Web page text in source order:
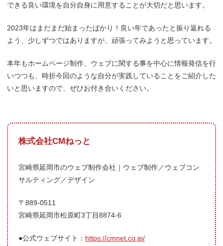
できる良い環境を自分自身に用意することが大切だと思います。
2023年はまだまだ始まったばかり！良い年であったと振り返れる
よう、少しずつではありますが、頑張ってみようと思っています。
本年もホームページ制作、ウェブに関する事を中心に情報発信を行
いつつも、時折今回のような自分が実践していることをご紹介した
いと思いますので、ぜひお付き合いください。
株式会社CMねっと
宮崎県延岡市のウェブ制作会社｜ウェブ制作／ウェブコン
サルティング／デザイン
〒889-0511
宮崎県延岡市松原町3丁目8874-6
●公式ウェブサイト： https://cmnet.co.jp/